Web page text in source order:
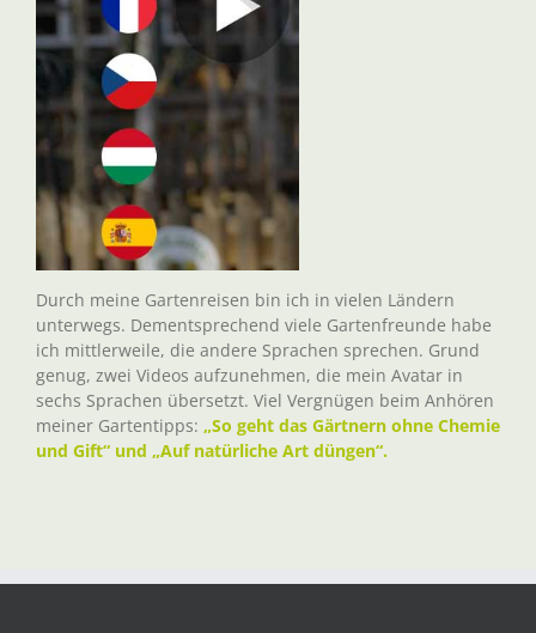
Durch meine Gartenreisen bin ich in vielen Ländern
unterwegs. Dementsprechend viele Gartenfreunde habe
ich mittlerweile, die andere Sprachen sprechen. Grund
genug, zwei Videos aufzunehmen, die mein Avatar in
sechs Sprachen übersetzt. Viel Vergnügen beim Anhören
meiner Gartentipps: „So geht das Gärtnern ohne Chemie
und Gift“ und „Auf natürliche Art düngen“.